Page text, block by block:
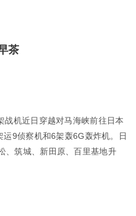
茶
战机近日穿越对马海峡前往日本
9侦察机和6架轰6G轰炸机。日
、筑城、新田原、百里基地升